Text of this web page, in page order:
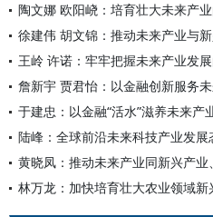
陶文娜 欧阳峣：培育壮大未来产
徐建伟 胡文锦：推动未来产业与
王岭 许诺：牢牢把握未来产业发
詹新宇 贾君怡：以金融创新服务
于建忠：以金融“活水”滋养未来产
陆峰：全球前沿未来科技产业发
黄晓凤：推动未来产业同新兴产
林万龙：加快培育壮大农业领域新